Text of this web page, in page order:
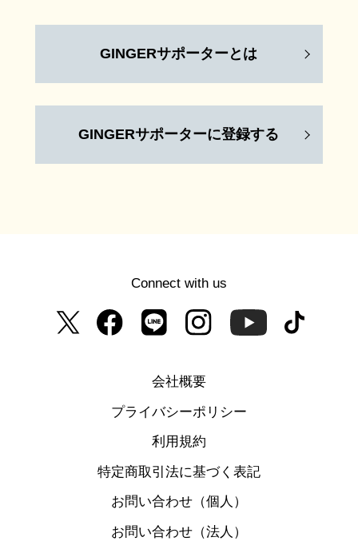
GINGERサポーターとは
GINGERサポーターに登録する
Connect with us
会社概要
プライバシーポリシー
利用規約
特定商取引法に基づく表記
お問い合わせ（個人）
お問い合わせ（法人）